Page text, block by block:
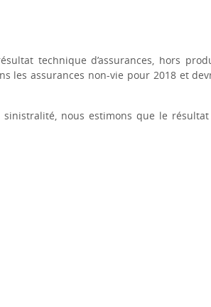
technique d’assurances, hors
les assurances non-vie pour 2018 et
nous estimons que le